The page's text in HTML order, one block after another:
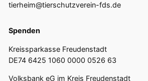
tierheim@tierschutzverein-fds.de
Spenden
Kreissparkasse Freudenstadt
DE74 6425 1060 0000 0526 63
Volksbank eG im Kreis Freudenstadt